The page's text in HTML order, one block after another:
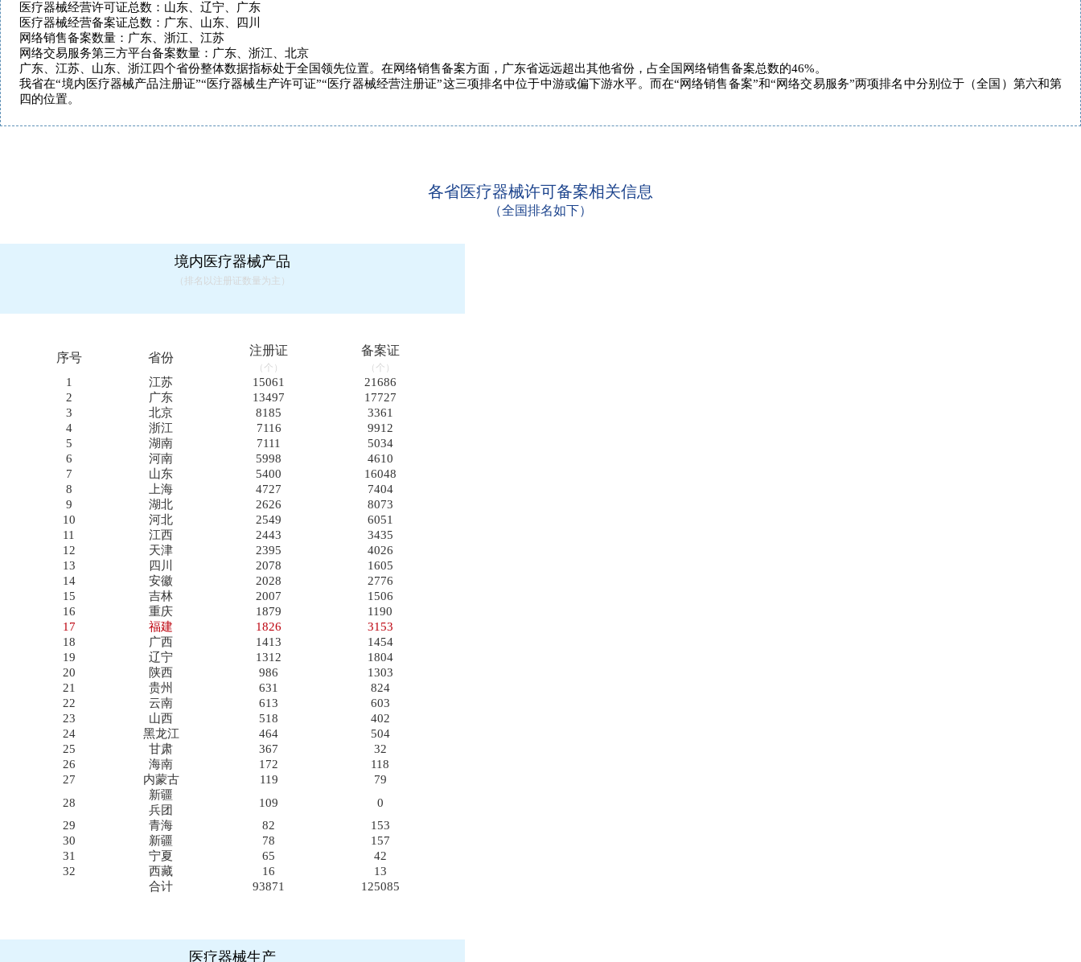
医疗器械经营许可证总数：山东、辽宁、广东
医疗器械经营备案证总数：广东、山东、四川
网络销售备案数量：广东、浙江、江苏
网络交易服务第三方平台备案数量：广东、浙江、北京
广东、江苏、山东、浙江四个省份整体数据指标处于全国领先位置。在网络销售备案方面，广东省远远超出其他省份，占全国网络销售备案总数的46%。
我省在“境内医疗器械产品注册证”“医疗器械生产许可证”“医疗器械经营注册证”这三项排名中位于中游或偏下游水平。而在“网络销售备案”和“网络交易服务”两项排名中分别位于 （全国） 第六和第
四的位置。
各省医疗器械许可备案相关信息
（全国排名如下）
境内医疗器械产品
（排名以注册证数量为主）
序号 省份
注册证
（个）
备案证
（个）
1 江苏 15061
21686
2
广东 13497
17727
3
北京 8185
3361
4
浙江 7116
9912
5
湖南 7111
5034
6
河南 5998
4610
7
山东 5400
16048
8
上海 4727
7404
9
湖北 2626
8073
10
河北 2549
6051
11
江西 2443
3435
12
天津 2395
4026
13
四川 2078
1605
14
安徽 2028
2776
15
吉林 2007
1506
16
重庆 1879
1190
17
福建 1826
3153
18
广西 1413
1454
19
辽宁 1312
1804
20
陕西 986
1303
21
贵州 631
824
22
云南 613
603
23
山西 518
402
24
黑龙江 464
504
25
甘肃 367
32
26
海南 172
118
27
内蒙古 119
79
28
新疆
兵团
109
0
29
青海 82
153
30
新疆 78
157
31
宁夏 65
42
32
西藏 16
13
合计 93871 125085
医疗器械生产